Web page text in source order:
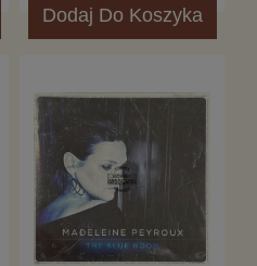
Dodaj Do Koszyka